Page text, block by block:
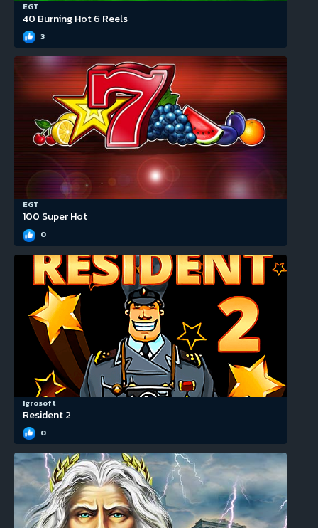
EGT
40 Burning Hot 6 Reels
3
EGT
100 Super Hot
0
Igrosoft
Resident 2
0